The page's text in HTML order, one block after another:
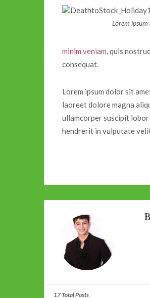
Lorem ipsum
minim veniam , quis
consequat.
Lorem ipsum dolor sit
laoreet dolore magna
ullamcorper suscipit
hendrerit in vulputate
17 Total Posts